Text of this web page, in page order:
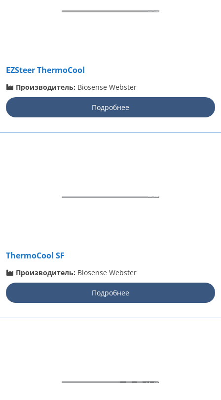
EZSteer ThermoCool
Производитель: Biosense Webster
Подробнее
ThermoCool SF
Производитель: Biosense Webster
Подробнее